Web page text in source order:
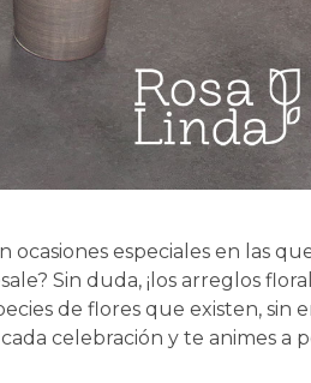
ocasiones especiales en las
Sin duda, ¡los arreglos
de flores que existen, sin
celebración y te animes a